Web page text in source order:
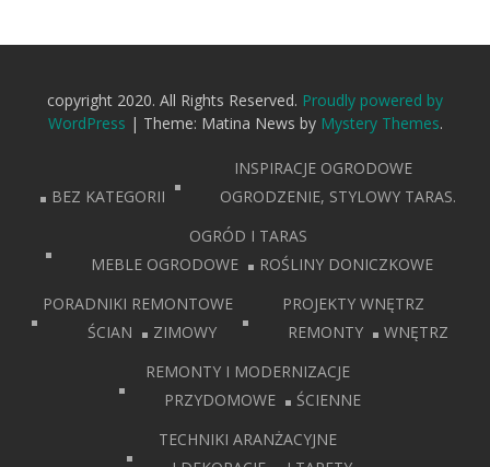
copyright 2020. All Rights Reserved. Proudly powered by
WordPress | Theme: Matina News by Mystery Themes.
BEZ KATEGORII
INSPIRACJE OGRODOWE
OGRODZENIE, STYLOWY TARAS.
OGRÓD I TARAS
MEBLE OGRODOWE
ROŚLINY DONICZKOWE
PORADNIKI REMONTOWE
ŚCIAN
ZIMOWY
PROJEKTY WNĘTRZ
REMONTY
WNĘTRZ
REMONTY I MODERNIZACJE
PRZYDOMOWE
ŚCIENNE
TECHNIKI ARANŻACYJNE